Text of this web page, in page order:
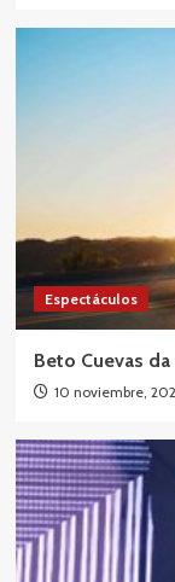
Espectáculos
Beto Cuevas
10 noviembre,